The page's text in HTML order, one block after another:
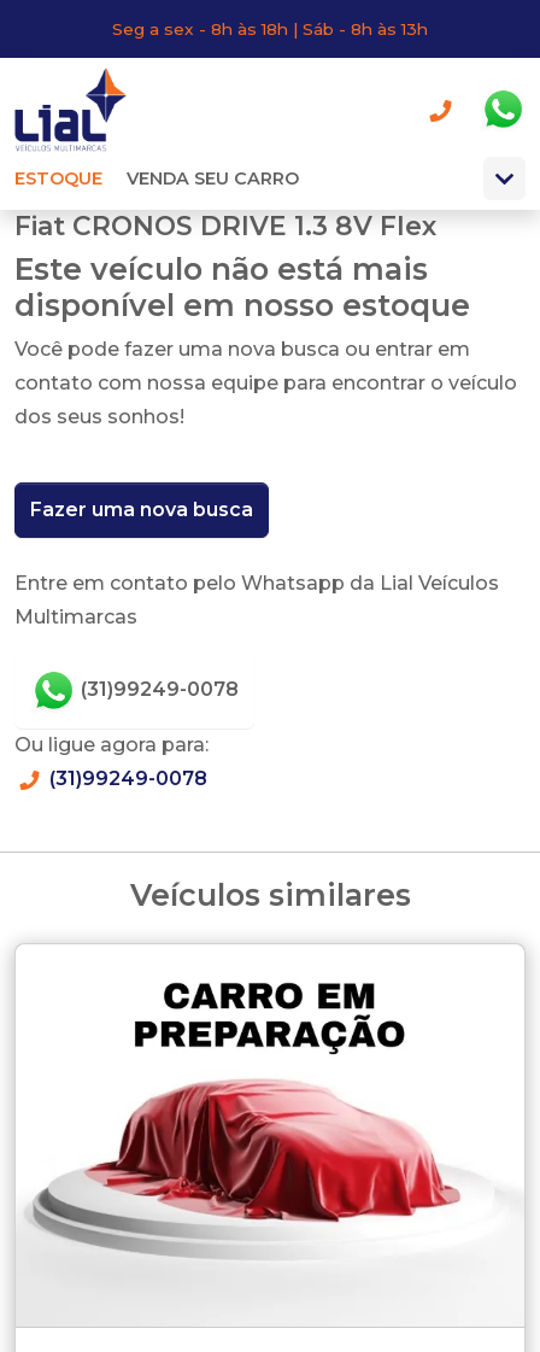
Seg a sex - 8h às 18h | Sáb - 8h às 13h
ESTOQUE VENDA SEU CARRO
Fiat CRONOS DRIVE 1.3 8V Flex
Este veículo não está mais
disponível em nosso estoque
Você pode fazer uma nova busca ou entrar em
contato com nossa equipe para encontrar o veículo
dos seus sonhos!
Fazer uma nova busca
Entre em contato pelo Whatsapp da Lial Veículos
Multimarcas
(31)99249-0078
Ou ligue agora para:
(31)99249-0078
Veículos similares